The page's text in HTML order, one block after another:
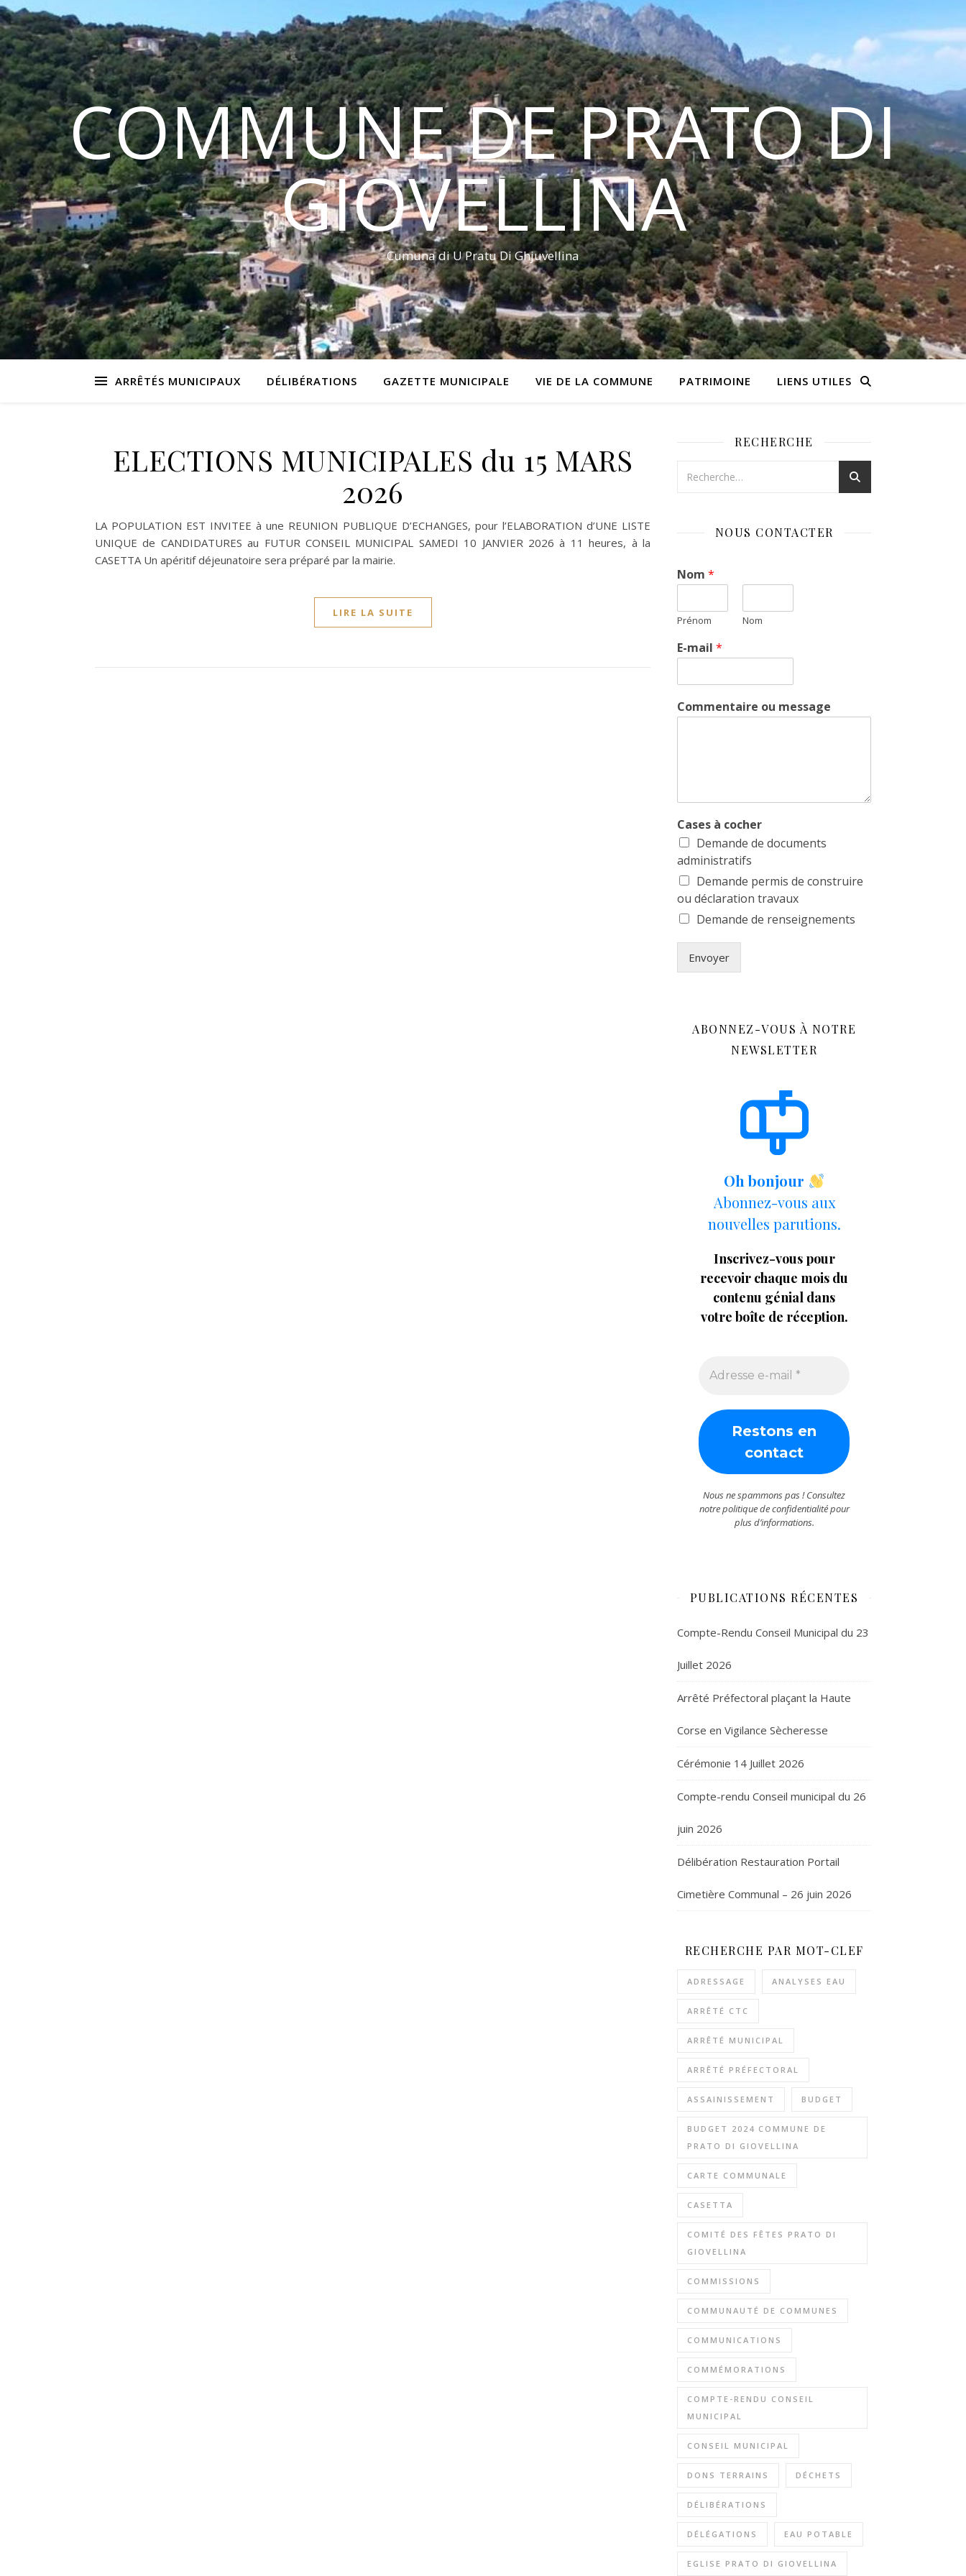
COMMUNE DE PRATO DI
GIOVELLINA
Cumuna di U Pratu Di Ghjuvellina
ARRÊTÉS MUNICIPAUX DÉLIBÉRATIONS GAZETTE MUNICIPALE VIE DE LA COMMUNE PATRIMOINE LIENS UTILES
ELECTIONS MUNICIPALES du 15 MARS
2026
LA POPULATION EST INVITEE à une REUNION PUBLIQUE D’ECHANGES, pour l’ELABORATION d’UNE LISTE
UNIQUE de CANDIDATURES au FUTUR CONSEIL MUNICIPAL SAMEDI 10 JANVIER 2026 à 11 heures, à la
CASETTA Un apéritif déjeunatoire sera préparé par la mairie.
LIRE LA SUITE
RECHERCHE
NOUS CONTACTER
Nom *
Prénom Nom
E-mail *
Commentaire ou message
Cases à cocher
Demande de documents
administratifs
Demande permis de construire
ou déclaration travaux
Demande de renseignements
Envoyer
ABONNEZ-VOUS À NOTRE
NEWSLETTER
Oh bonjour
Abonnez-vous aux
nouvelles parutions.
Inscrivez-vous pour
recevoir chaque mois du
contenu génial dans
votre boîte de réception.
Nous ne spammons pas ! Consultez
notrepolitique de confidentialitépour
plus d’informations.
PUBLICATIONS RÉCENTES
Compte-Rendu Conseil Municipal du 23
Juillet 2026
Arrêté Préfectoral plaçant la Haute
Corse en Vigilance Sècheresse
Cérémonie 14 Juillet 2026
Compte-rendu Conseil municipal du 26
juin 2026
Délibération Restauration Portail
Cimetière Communal – 26 juin 2026
RECHERCHE PAR MOT-CLEF
ADRESSAGE ANALYSES EAU
ARRÊTÉ CTC
ARRÊTÉ MUNICIPAL
ARRÊTÉ PRÉFECTORAL
ASSAINISSEMENT BUDGET
BUDGET 2024 COMMUNE DE
PRATO DI GIOVELLINA
CARTE COMMUNALE
CASETTA
COMITÉ DES FÊTES PRATO DI
GIOVELLINA
COMMISSIONS
COMMUNAUTÉ DE COMMUNES
COMMUNICATIONS
COMMÉMORATIONS
COMPTE-RENDU CONSEIL
MUNICIPAL
CONSEIL MUNICIPAL
DONS TERRAINS DÉCHETS
DÉLIBÉRATIONS
DÉLÉGATIONS EAU POTABLE
EGLISE PRATO DI GIOVELLINA